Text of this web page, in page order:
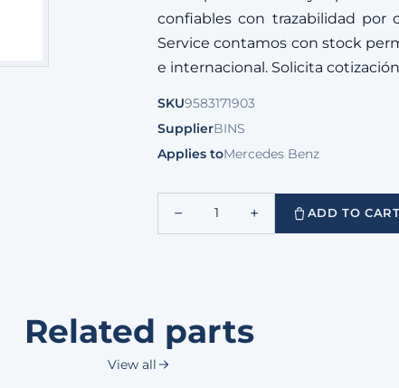
confiables con trazabilidad por
Service contamos con stock
e internacional. Solicita
SKU9583171903
SupplierBINS
Applies toMercedes Benz
− 1 + ADD TO CART
Related parts
View all